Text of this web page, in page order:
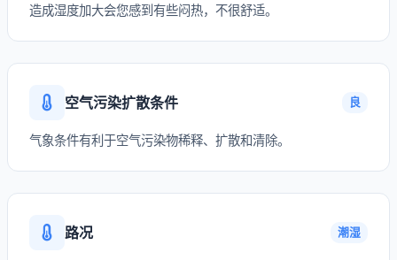
造成湿度加大会您感到有些闷热，不很舒适。
空气污染扩散条件 良
气象条件有利于空气污染物稀释、扩散和清除。
路况 潮湿